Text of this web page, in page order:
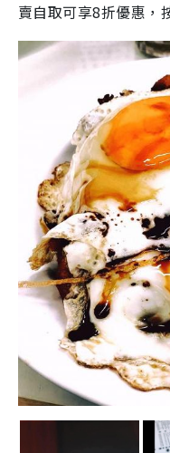
賣自取可享8折優惠，